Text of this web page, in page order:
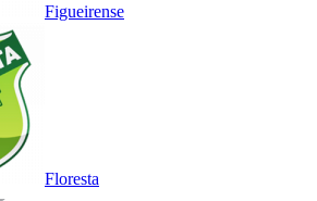
Figueirense
Floresta